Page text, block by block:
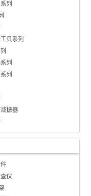
列
具系列
列
列
振器
仪